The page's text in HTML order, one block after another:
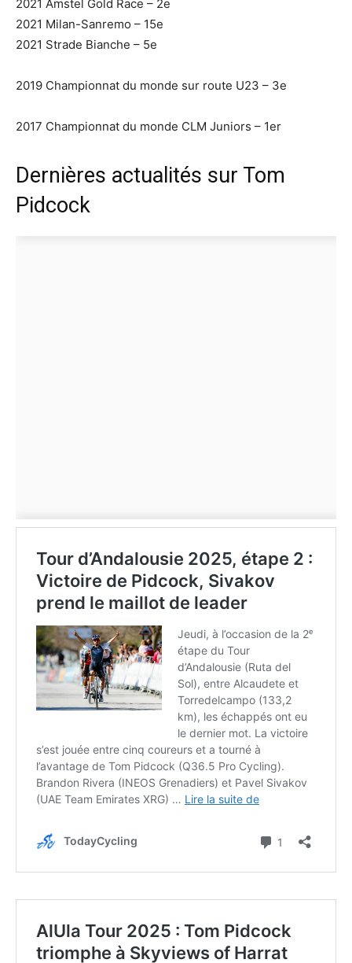
2021 Amstel Gold Race – 2e
2021 Milan-Sanremo – 15e
2021 Strade Bianche – 5e
2019 Championnat du monde sur route U23 – 3e
2017 Championnat du monde CLM Juniors – 1er
Dernières actualités sur Tom
Pidcock